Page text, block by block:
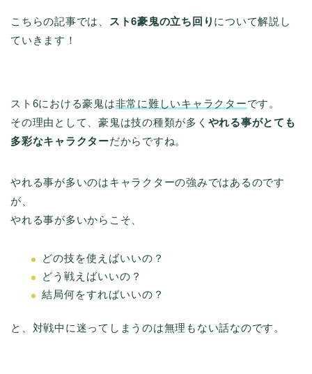
こちらの記事では、 スト6豪鬼の立ち回り について解説し
ていきます！
スト6における豪鬼は非常に難しいキャラクターです。
その理由として、豪鬼は技の種類が多く やれる事がとても
多彩なキャラクターだからですね。
やれる事が多いのはキャラクターの強みではあるのです
が、
やれる事が多いからこそ、
どの技を使えばいいの？
どう戦えばいいの？
結局何をすればいいの？
と、対戦中に迷ってしまうのは無理もない話なのです。